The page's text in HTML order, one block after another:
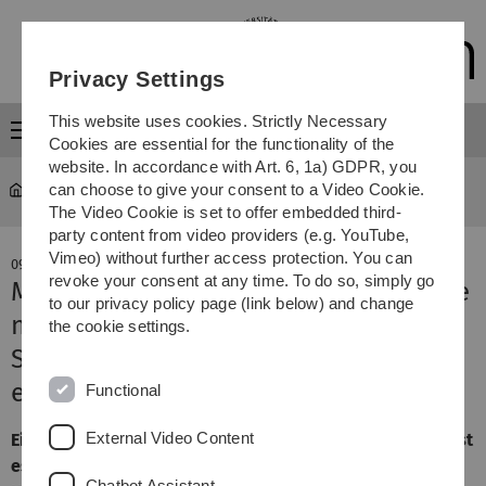
Skip
Skip
Skip
Skip
Menu
Research
09. June 2022
Mit Sonnenlicht die Chemie-Industrie
nachhaltiger machen
Solargetriebene Katalysatoren
erhöhen Effizienz
Einem Forschungsteam der Universitäten Ulm und
ist
es gelungen, die Entwicklung solargetriebener
Privacy Settings
This website uses cookies. Strictly Necessary
Cookies are essential for the functionality of the
website. In accordance with Art. 6, 1a) GDPR, you
can choose to give your consent to a Video Cookie.
The Video Cookie is set to offer embedded third-
party content from video providers (e.g. YouTube,
Vimeo) without further access protection. You can
revoke your consent at any time. To do so, simply go
to our privacy policy page (link below) and change
the cookie settings.
Functional
External Video Content